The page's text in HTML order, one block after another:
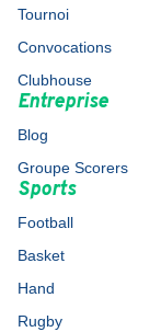
Tournoi
Convocations
Clubhouse
Entreprise
Blog
Groupe Scorers
Sports
Football
Basket
Hand
Rugby